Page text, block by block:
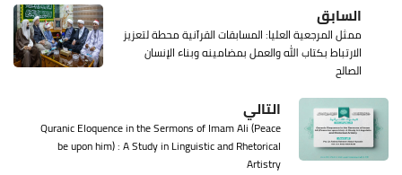
السابق
ممثل المرجعية العليا: المسابقات القرآنية محطة لتعزيز
الارتباط بكتاب الله والعمل بمضامينه وبناء الإنسان
الصالح
التالي
Quranic Eloquence in the Sermons of Imam Ali (Peace
be upon him) : A Study in Linguistic and Rhetorical
Artistry